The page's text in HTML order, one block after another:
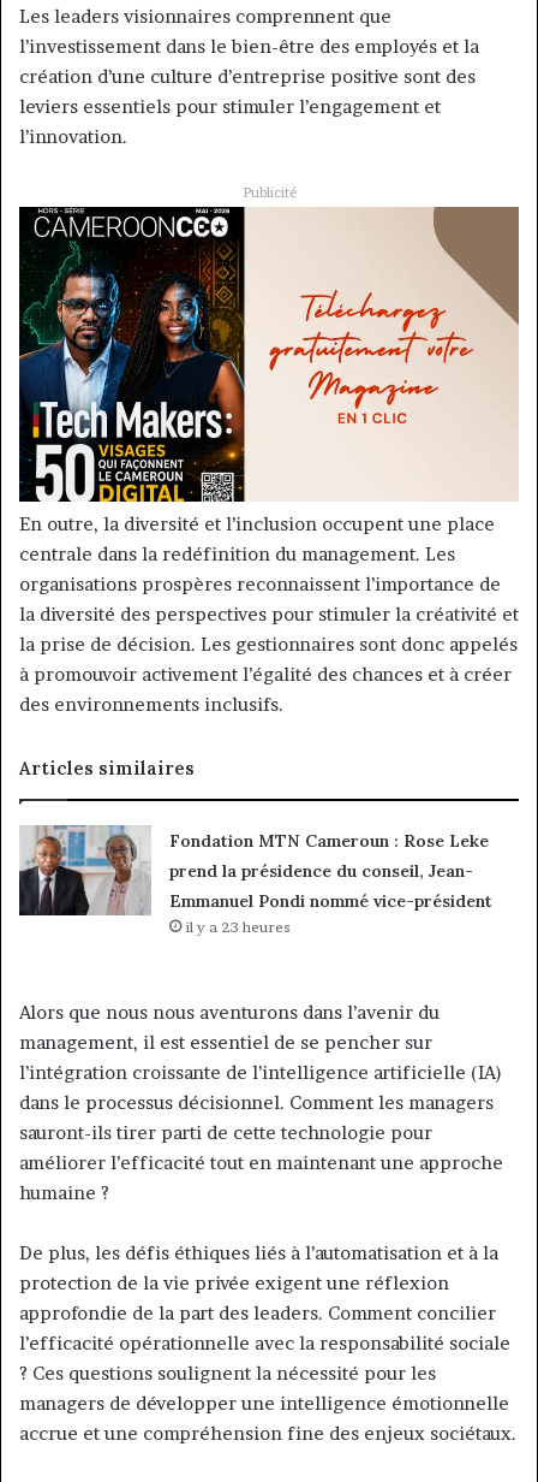
Les leaders visionnaires comprennent que
l’investissement dans le bien-être des employés et la
création d’une culture d’entreprise positive sont des
leviers essentiels pour stimuler l’engagement et
l’innovation.
Publicité
En outre, la diversité et l’inclusion occupent une place
centrale dans la redéfinition du management. Les
organisations prospères reconnaissent l’importance de
la diversité des perspectives pour stimuler la créativité et
la prise de décision. Les gestionnaires sont donc appelés
à promouvoir activement l’égalité des chances et à créer
des environnements inclusifs.
Articles similaires
Fondation MTN Cameroun : Rose Leke
prend la présidence du conseil, Jean-
Emmanuel Pondi nommé vice-président
il y a 23 heures
Alors que nous nous aventurons dans l’avenir du
management, il est essentiel de se pencher sur
l’intégration croissante de l’intelligence artificielle (IA)
dans le processus décisionnel. Comment les managers
sauront-ils tirer parti de cette technologie pour
améliorer l’efficacité tout en maintenant une approche
humaine ?
De plus, les défis éthiques liés à l’automatisation et à la
protection de la vie privée exigent une réflexion
approfondie de la part des leaders. Comment concilier
l’efficacité opérationnelle avec la responsabilité sociale
? Ces questions soulignent la nécessité pour les
managers de développer une intelligence émotionnelle
accrue et une compréhension fine des enjeux sociétaux.